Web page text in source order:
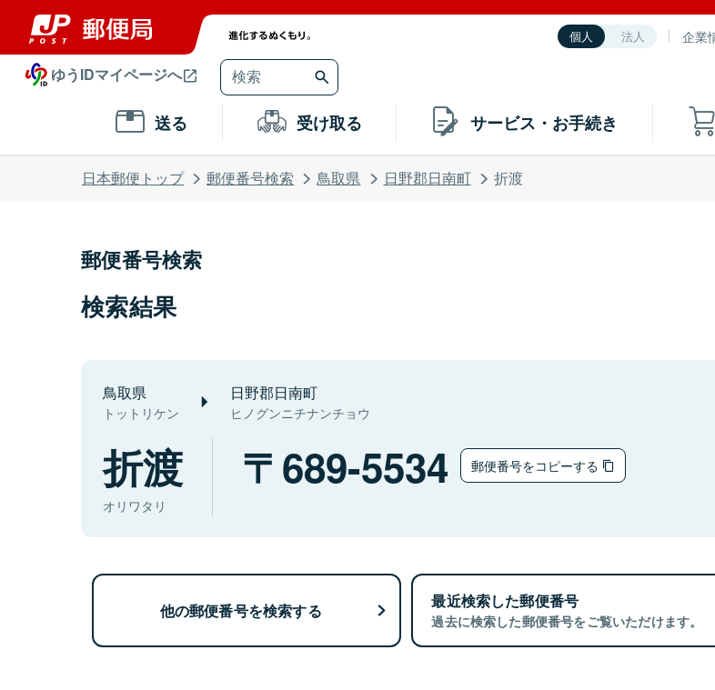
個人 法人 企業
ゆうIDマイページへ
送る 受け取る サービス・お手続き
日本郵便トップ 郵便番号検索 鳥取県 日野郡日南町 折渡
郵便番号検索
検索結果
鳥取県
トットリケン
日野郡日南町
ヒノグンニチナンチョウ
折渡
オリワタリ
689-5534 郵便番号をコピーする
他の郵便番号を検索する 最近検索した郵便番号
過去に検索した郵便番号をご覧いただけます。